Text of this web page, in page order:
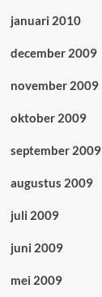
januari 2010
december 2009
november 2009
oktober 2009
september 2009
augustus 2009
juli 2009
juni 2009
mei 2009